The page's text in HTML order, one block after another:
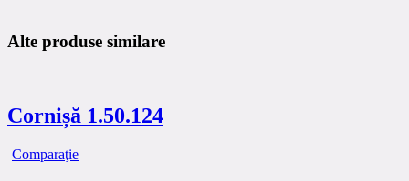
Alte produse similare
Cornișă 1.50.124
Comparaţie